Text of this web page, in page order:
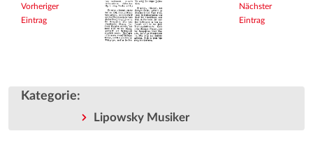
Vorheriger
Eintrag
Nächster
Eintrag
Kategorie:
Lipowsky Musiker